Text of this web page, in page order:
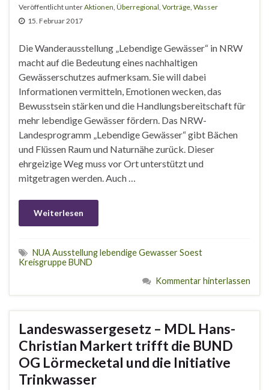
Veröffentlicht unterAktionen, Überregional, Vorträge, Wasser
15. Februar 2017
Die Wanderausstellung „Lebendige Gewässer“ in NRW
macht auf die Bedeutung eines nachhaltigen
Gewässerschutzes aufmerksam. Sie will dabei
Informationen vermitteln, Emotionen wecken, das
Bewusstsein stärken und die Handlungsbereitschaft für
mehr lebendige Gewässer fördern. Das NRW-
Landesprogramm „Lebendige Gewässer“ gibt Bächen
und Flüssen Raum und Naturnähe zurück. Dieser
ehrgeizige Weg muss vor Ort unterstützt und
mitgetragen werden. Auch …
Weiterlesen
NUA Ausstellung lebendige Gewasser Soest
Kreisgruppe BUND
Kommentar hinterlassen
Landeswassergesetz – MDL Hans-
Christian Markert trifft die BUND
OG Lörmecketal und die Initiative
Trinkwasser